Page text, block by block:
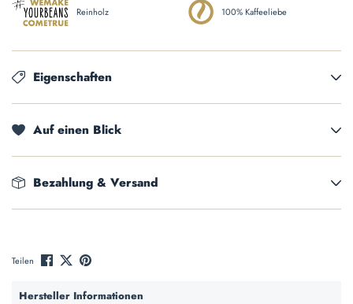
Reinholz 100% Kaffeeliebe
Eigenschaften
Auf einen Blick
Bezahlung & Versand
Teilen
Hersteller Informationen